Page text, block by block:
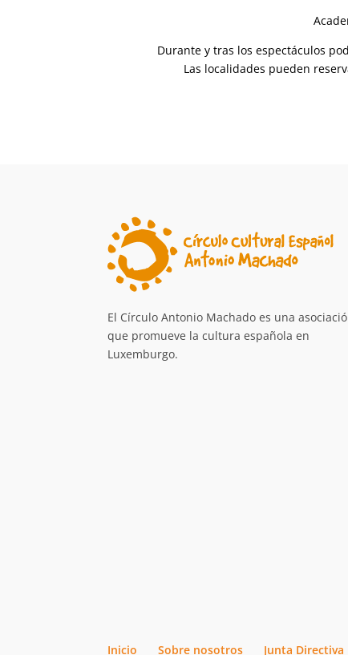
Durante y tras los espectáculos
Las localidades pueden
El Círculo Antonio Machado es una
que promueve la cultura española en
Luxemburgo.
Inicio Sobre nosotros Junta Directiva